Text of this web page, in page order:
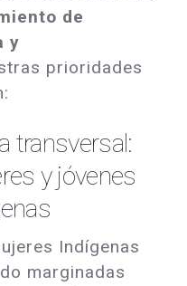
de
y
prioridades
transversal:
y jóvenes
Indígenas
marginadas